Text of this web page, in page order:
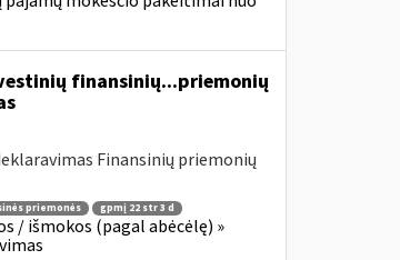
finansinių...priemonių
Finansinių priemonių
priemonės
gpmį 22 str 3 d
/ išmokos (pagal abėcėlę) »